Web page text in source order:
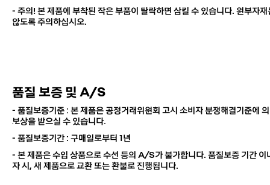
- 주의! 본 제품에 부착된 작은 부품이 탈락하면 삼킬 수 있습니다. 원부자재
않도록 주의하십시오.
품질 보증 및 A/S
- 품질보증기준 : 본 제품은 공정거래위원회 고시 소비자 분쟁해결기준에
보상을 받으실 수 있습니다.
- 품질보증기간 : 구매일로부터 1년
- 본 제품은 수입 상품으로 수선 등의 A/S가 불가합니다. 품질보증 기간 이
자 시, 새 제품으로 교환 또는 환불로 진행됩니다.